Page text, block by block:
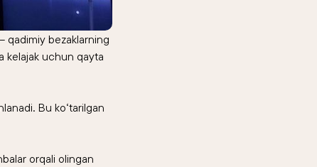
qadimiy bezaklarning
kelajak uchun qayta
Bu ko‘tarilgan
orqali olingan